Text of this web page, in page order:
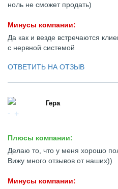
ноль не сможет продать)
Минусы компании:
Да как и везде встречаются
с нервной системой
ОТВЕТИТЬ НА ОТЗЫВ
Гера
Плюсы компании:
Делаю то, что у меня хорошо
Вижу много отзывов от наших))
Минусы компании: